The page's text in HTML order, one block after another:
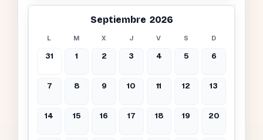
Septiembre 2026
L M X J V S D
31 1 2 3 4 5 6
7 8 9 10 11 12 13
14 15 16 17 18 19 20